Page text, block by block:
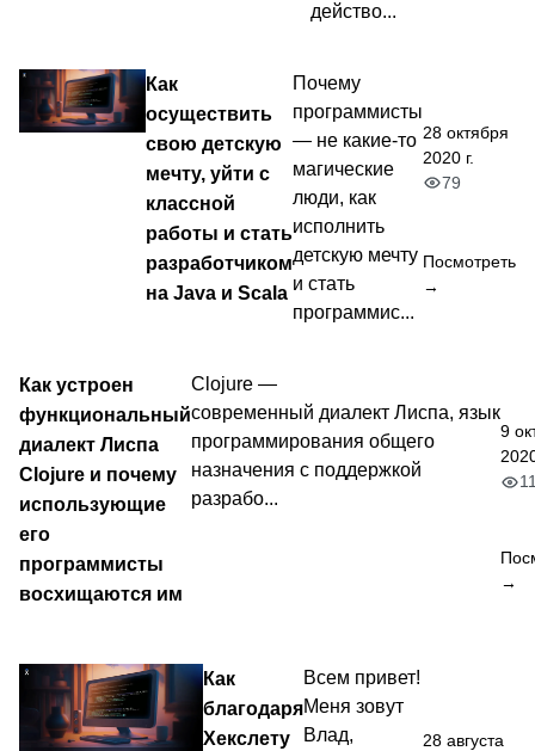
действо...
Как
осуществить
свою детскую
мечту, уйти с
классной
работы и стать
разработчиком
на Java и Scala
Почему
программисты
— не какие-то
магические
люди, как
исполнить
детскую мечту
и стать
программис...
28 октября
2020 г.
79
Посмотреть
→
Как устроен
функциональный
диалект Лиспа
Clojure и почему
использующие
его
программисты
восхищаются им
Clojure —
современный диалект Лиспа, язык
программирования общего
назначения с поддержкой
разрабо...
9
→
Как
благодаря
Хекслету
Всем привет!
Меня зовут
Влад,
28 августа